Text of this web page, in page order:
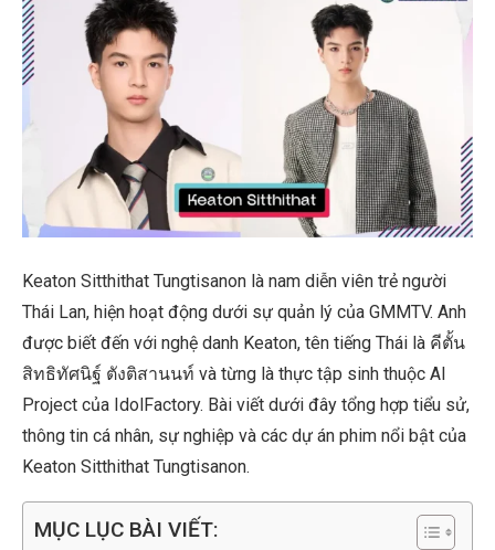
Keaton Sitthithat Tungtisanon là nam diễn viên trẻ người
Thái Lan, hiện hoạt động dưới sự quản lý của GMMTV. Anh
được biết đến với nghệ danh Keaton, tên tiếng Thái là คีตั้น
สิทธิทัศนิฐ์ ตังติสานนท์ và từng là thực tập sinh thuộc AI
Project của IdolFactory. Bài viết dưới đây tổng hợp tiểu sử,
thông tin cá nhân, sự nghiệp và các dự án phim nổi bật của
Keaton Sitthithat Tungtisanon.
MỤC LỤC BÀI VIẾT: